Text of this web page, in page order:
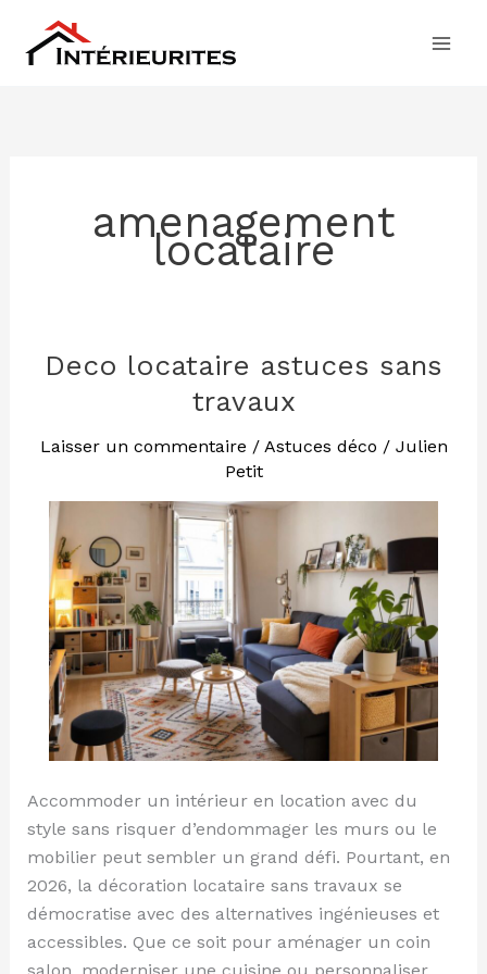
contenu
amenagement
locataire
Deco locataire astuces sans
travaux
Laisser un commentaire / Astuces déco / Julien
Petit
Accommoder un intérieur en location avec du
style sans risquer d’endommager les murs ou le
mobilier peut sembler un grand défi. Pourtant, en
2026, la décoration locataire sans travaux se
démocratise avec des alternatives ingénieuses et
accessibles. Que ce soit pour aménager un coin
Deco
sans